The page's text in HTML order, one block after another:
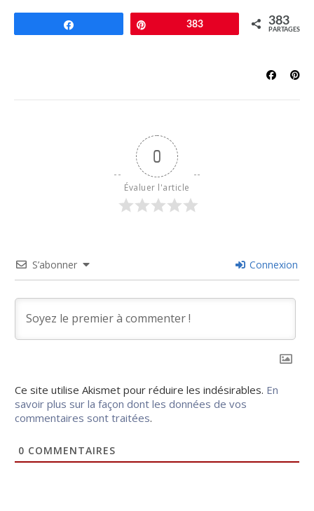
Épingle383 383
PARTAGES
0
Évaluer l'article
S’abonner Connexion
Ce site utilise Akismet pour réduire les indésirables. En
savoir plus sur la façon dont les données de vos
commentaires sont traitées.
0 COMMENTAIRES